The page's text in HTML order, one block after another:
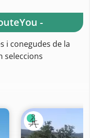
-
i conegudes de la
seleccions